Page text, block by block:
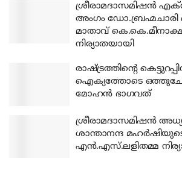
ശ്രീരാമദാസമിഷന്‍
അംഗം ഡോ.ബ്രഹ്മചാരി
മാതാവ്
നിര്യാതയായി
രാഷ്ട്രത്തിന്റെ
ഐക്യത്തോടെ
മോഹന്‍ ഭാഗവത്
ശ്രീരാമദാസമിഷന്‍
ശാന്താനന്ദ
എന്‍.എസ്.ലളിതമ്മ